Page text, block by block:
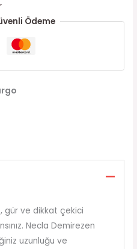
Ödeme
gür ve dikkat çekici
Necla Demirezen
uzunluğu ve